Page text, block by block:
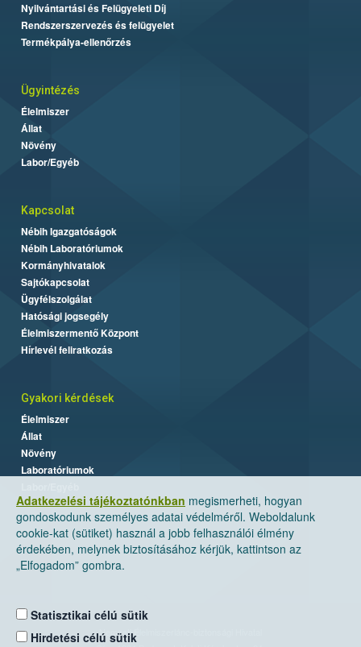
Adatkezelési tájékoztatónkban megismerheti, hogyan
gondoskodunk személyes adatai védelméről. Weboldalunk
cookie-kat (sütiket) használ a jobb felhasználói élmény
érdekében, melynek biztosításához kérjük, kattintson az
„Elfogadom” gombra.
Statisztikai célú sütik
Hirdetési célú sütik
Nyilvántartási és Felügyeleti Díj
Rendszerszervezés és felügyelet
Termékpálya-ellenőrzés
Ügyintézés
Élelmiszer
Állat
Növény
Labor/Egyéb
Kapcsolat
Nébih Igazgatóságok
Nébih Laboratóriumok
Kormányhivatalok
Sajtókapcsolat
Ügyfélszolgálat
Hatósági jogsegély
Élelmiszermentő Központ
Hírlevél feliratkozás
Gyakori kérdések
Élelmiszer
Állat
Növény
Laboratóriumok
Nemzeti Élelmiszerlánc-biztonsági Hivatal